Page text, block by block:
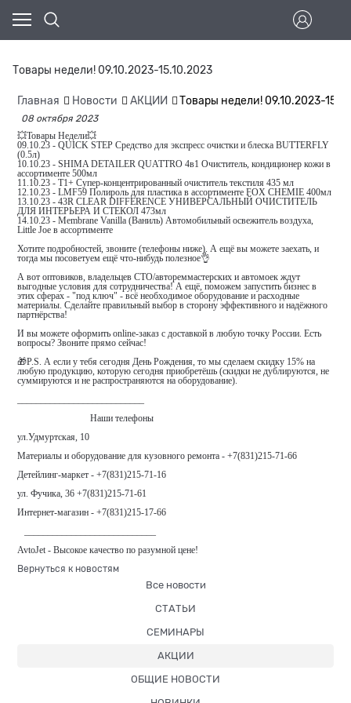
Товары недели! 09.10.2023-15.10.2023
Главная Новости АКЦИИ Товары недели! 09.10.2023-
08 октября 2023
💥Товары Недели💥
09.10.23 - QUICK STEP Средство для экспресс очистки и блеска BUTTERFLY
(0.5л)
10.10.23 - SHIMA DETAILER QUATTRO 4в1 Очиститель, кондиционер кожи в
ассортименте 500мл
11.10.23 - T1+ Супер-концентрированный очиститель текстиля 435 мл
12.10.23 - LMF59 Полироль для пластика в ассортименте FOX CHEMIE 400мл
13.10.23 - 43R CLEAR DIFFERENCE УНИВЕРСАЛЬНЫЙ ОЧИСТИТЕЛЬ
ДЛЯ ИНТЕРЬЕРА И СТЕКОЛ 473мл
14.10.23 - Membrane Vanilla (Ваниль) Автомобильный освежитель воздуха,
Little Joe в ассортименте
Хотите подробностей, звоните (телефоны ниже). А ещё вы можете заехать, и
тогда мы посоветуем ещё что-нибудь полезное👌
А вот оптовиков, владельцев СТО/автореммастерских и автомоек ждут
выгодные условия для сотрудничества! А ещё, поможем запустить бизнес в
этих сферах - "под ключ" - всё необходимое оборудование и расходные
материалы. Сделайте правильный выбор в сторону эффективного и надёжного
партнёрства!
И вы можете оформить online-заказ с доставкой в любую точку России. Есть
вопросы? Звоните прямо сейчас!
🎁P.S. А если у тебя сегодня День Рождения, то мы сделаем скидку 15% на
любую продукцию, которую сегодня приобретёшь (скидки не дублируются, не
суммируются и не распространяются на оборудование).
⠀⠀ ⠀ ⠀ ⠀ ⠀ ⠀ ⠀ Наши телефоны
ул.Удмуртская, 10
Материалы и оборудование для кузовного ремонта - +7(831)215-71-66
Детейлинг-маркет - +7(831)215-71-16
ул. Фучика, 36 +7(831)215-71-61
Интернет-магазин - +7(831)215-17-66
AvtoJet - Высокое качество по разумной цене!
Вернуться к новостям
Все новости
СТАТЬИ
СЕМИНАРЫ
АКЦИИ
ОБЩИЕ НОВОСТИ